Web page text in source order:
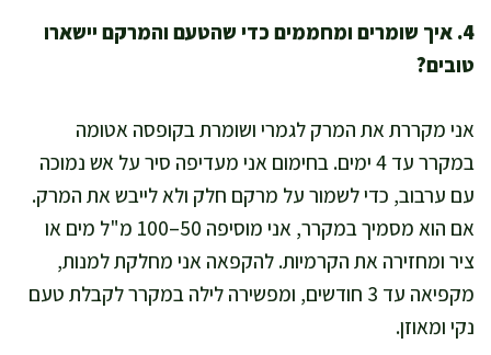
4. איך שומרים ומחממים כדי שהטעם והמרקם יישארו
טובים?
אני מקררת את המרק לגמרי ושומרת בקופסה אטומה
במקרר עד 4 ימים. בחימום אני מעדיפה סיר על אש נמוכה
עם ערבוב, כדי לשמור על מרקם חלק ולא לייבש את המרק.
אם הוא מסמיך במקרר, אני מוסיפה 50–100 מ"ל מים או
ציר ומחזירה את הקרמיות. להקפאה אני מחלקת למנות,
מקפיאה עד 3 חודשים, ומפשירה לילה במקרר לקבלת טעם
נקי ומאוזן.